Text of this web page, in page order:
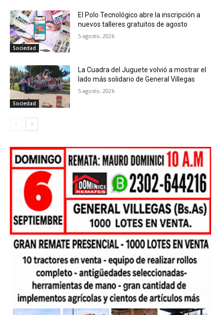
Sociedad
El Polo Tecnológico abre la inscripción a
nuevos talleres gratuitos de agosto
5 agosto, 2026
Sociedad
La Cuadra del Juguete volvió a mostrar el
lado más solidario de General Villegas
5 agosto, 2026